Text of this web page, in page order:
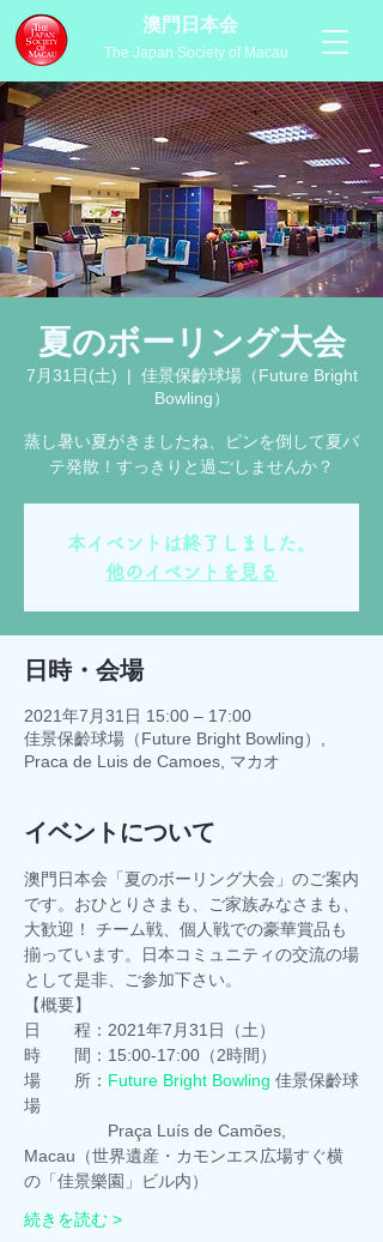
澳門日本会
The Japan Society of Macau
夏のボーリング大会
7月31日(土)
  |
佳景保齡球場（Future Bright
Bowling）
蒸し暑い夏がきましたね、ピンを倒して夏バ
テ発散！すっきりと過ごしませんか？
本イベントは終了しました。
他のイベントを見る
日時・会場
2021年7月31日 15:00 – 17:00
佳景保齡球場（Future Bright Bowling）,
Praca de Luis de Camoes, マカオ
イベントについて
澳門日本会「夏のボーリング大会」のご案内
です。おひとりさまも、ご家族みなさまも、
大歓迎！ チーム戦、個人戦での豪華賞品も
揃っています。日本コミュニティの交流の場
として是非、ご参加下さい。
【概要】
日　　程：2021年7月31日（土）
時　　間：15:00-17:00（2時間）
場　　所： Future Bright Bowling 佳景保齡球
場
Praça Luís de Camões,
Macau（世界遺産・カモンエス広場すぐ横
の「佳景樂園」ビル内）
続きを読む >